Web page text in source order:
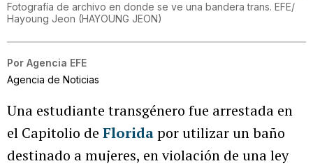
Fotografía de archivo en donde se ve una bandera trans. EFE/
Hayoung Jeon (HAYOUNG JEON)
Por Agencia EFE
Agencia de Noticias
Una estudiante transgénero fue arrestada en
el Capitolio de Floridapor utilizar un baño
destinado a mujeres, en violación de una ley